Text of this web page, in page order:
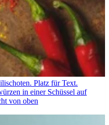
Platz für Text.
in einer Schüssel auf
von oben